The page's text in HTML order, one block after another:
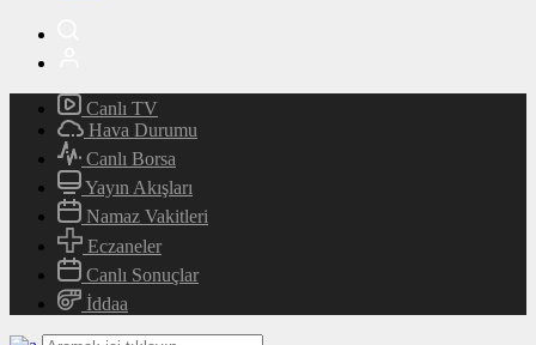
Canlı TV
Hava Durumu
Canlı Borsa
Yayın Akışları
Namaz Vakitleri
Eczaneler
Canlı Sonuçlar
İddaa